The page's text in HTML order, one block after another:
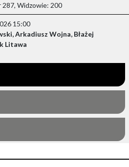
287, Widzowie: 200
15:00
Arkadiusz Wojna, Błażej
Litawa